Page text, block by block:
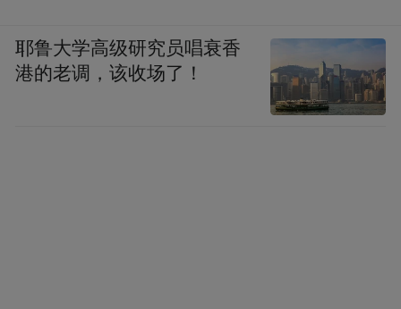
耶鲁大学高级研究员唱衰香
港的老调，该收场了！